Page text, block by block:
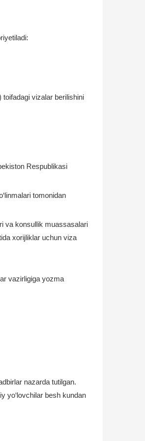
toifadagi vizalar berilishini
Respublikasi
tomonidan
va konsullik muassasalari
xorijliklar uchun viza
vazirligiga yozma
nazarda tutilgan.
yo‘lovchilar besh kundan